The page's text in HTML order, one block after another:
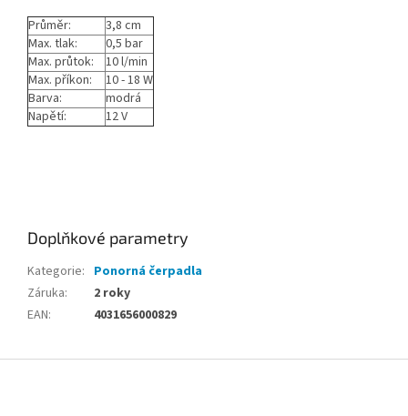
Průměr:
3,8 cm
Max. tlak:
0,5 bar
Max. průtok: 10 l/min
Max. příkon:
10 - 18 W
Barva:
modrá
Napětí:
12 V
Doplňkové parametry
Kategorie: Ponorná čerpadla
Záruka:
2 roky
EAN: 4031656000829